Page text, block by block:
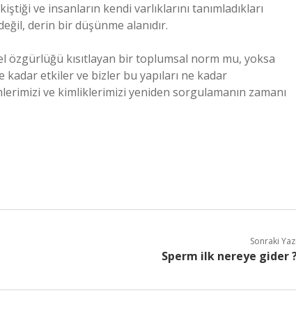
ve insanların kendi varlıklarını tanımladıkları
derin bir düşünme alanıdır.
özgürlüğü kısıtlayan bir toplumsal norm mu, yoksa
kadar etkiler ve bizler bu yapıları ne kadar
ve kimliklerimizi yeniden sorgulamanın zamanı
Sonraki
Sperm ilk nereye gider